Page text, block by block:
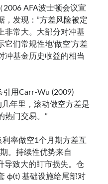
2006 AFA波士顿会议宣
，发现：”方差风险被定
非常大。大部分对冲基
们常规性地’做空’方差
冲基金历史收益的相当
引用Carr-Wu (2009)
年里，滚动做空方差是
热门交易。”
率做空1个月期方差互
。持续性优势来自
导致大的盯市损失。仓
ϕ(t) 基础设施给尾部对